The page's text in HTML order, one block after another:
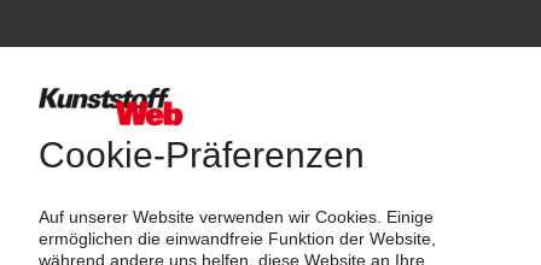
Über das KunststoffWeb